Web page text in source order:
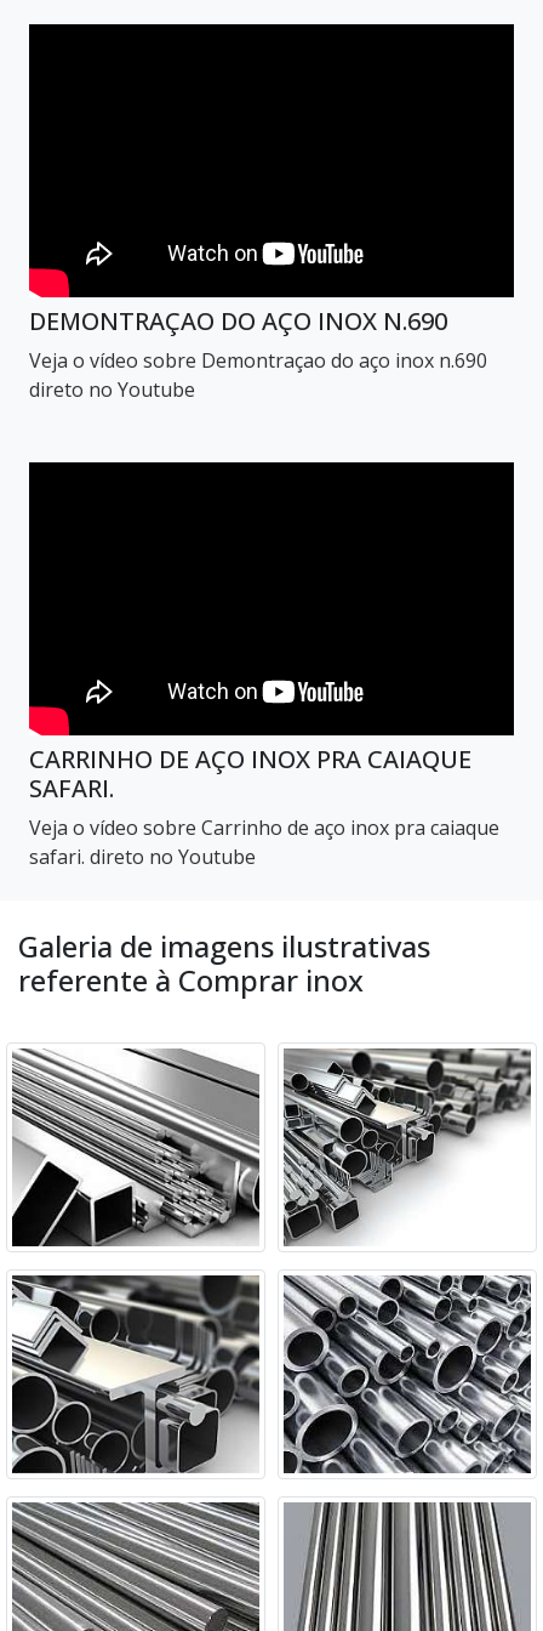
DEMONTRAÇAO DO AÇO INOX N.690
Veja o vídeo sobre Demontraçao do aço inox n.690
direto no Youtube
CARRINHO DE AÇO INOX PRA CAIAQUE
SAFARI.
Veja o vídeo sobre Carrinho de aço inox pra caiaque
safari. direto no Youtube
Galeria de imagens ilustrativas
referente à Comprar inox